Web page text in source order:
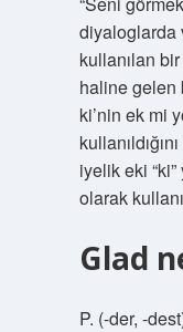
diyaloglarda
kullanılan
haline gelen
ki’nin ek mi
iyelik eki
olarak
Glad
P. (-der, -